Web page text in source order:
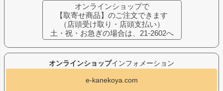
オンラインショップインフォメーション
e-kanekoya.com
オンラインショップで
【取寄せ商品】のご注文できます
（店頭受け取り・店頭支払い）
土・祝・お急ぎの場合は、21-2602へ